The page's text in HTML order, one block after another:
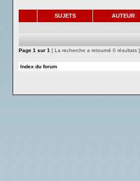
SUJETS AUTEUR
Page 1 sur 1 [ La recherche a retourné 0 résultats ]
Index du forum